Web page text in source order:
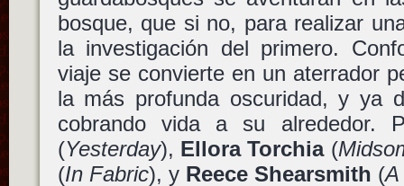
bosque, que si no, para realizar
la investigación del primero.
viaje se convierte en un aterrador
la más profunda oscuridad, y ya
cobrando vida a su alrededor.
(Yesterday), Ellora Torchia(
(In Fabric), y Reece Shearsmith (A